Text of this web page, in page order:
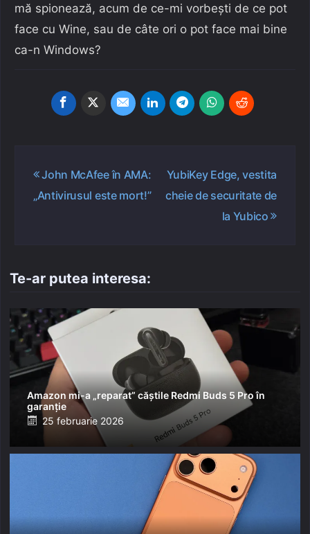
mă spionează, acum de ce-mi vorbești de ce pot
face cu Wine, sau de câte ori o pot face mai bine
ca-n Windows?
Navigare
articole
John McAfee în AMA:
„Antivirusul este mort!”
YubiKey Edge, vestita
cheie de securitate de
la Yubico
Te-ar putea interesa:
Amazon mi-a „reparat” căștile Redmi Buds 5 Pro în
garanție
Posted
25 februarie 2026